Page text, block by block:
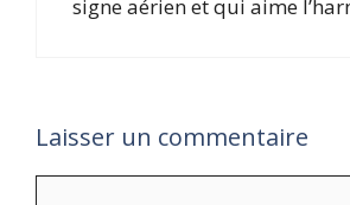
signe aérien et qui aime
Laisser un commentaire